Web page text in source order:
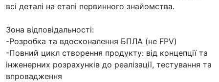
всі деталі на етапі первинного знайомства.
Зона відповідальності:
-Розробка та вдосконалення БПЛА (не FPV)
-Повний цикл створення продукту: від концепції та
інженерних розрахунків до реалізації, тестування та
впровадження